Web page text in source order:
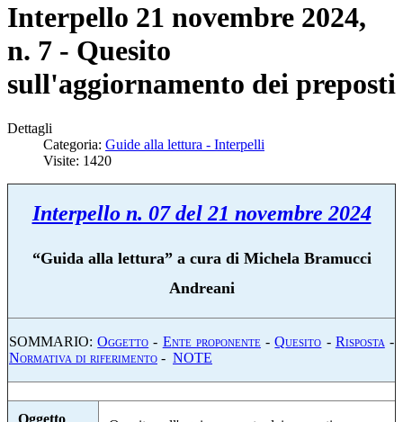
Interpello 21 novembre 2024,
n. 7 - Quesito
sull'aggiornamento dei preposti
Dettagli
Categoria: Guide alla lettura - Interpelli
Visite: 1420
Interpello n. 07 del 21 novembre 2024
“Guida alla lettura” a cura di Michela Bramucci
Andreani
SOMMARIO:Oggetto - Ente proponente-Quesito - Risposta -
Normativa di riferimento - NOTE
Oggetto